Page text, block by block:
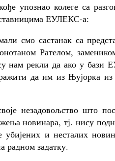
упознао колеге са
ЕУЛЕКС-а:
смо састанак са
Рателом,
нам рекли да ако у бази
да им из Њујорка
незадовољство што
новинара, тј. нису
убијених и несталих
радном задатку.